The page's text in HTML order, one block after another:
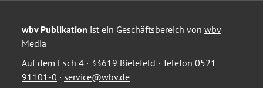
wbv Publikation ist ein Geschäftsbereich von wbv
Media
Auf dem Esch 4 · 33619 Bielefeld · Telefon 0521
91101-0 · service@wbv.de